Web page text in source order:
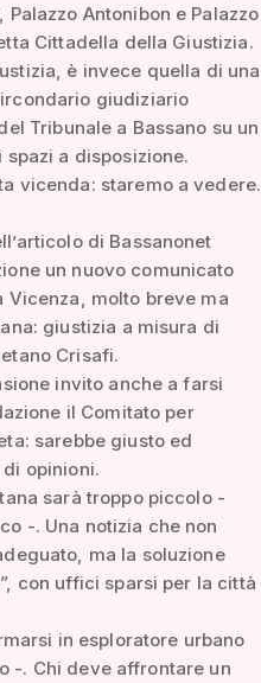
Antonibon e Palazzo
Cittadella della Giustizia.
è invece quella di una
giudiziario
Tribunale a Bassano su un
a disposizione.
vicenda: staremo a vedere.
di Bassanonet
un nuovo comunicato
Vicenza, molto breve ma
giustizia a misura di
Crisafi.
invito anche a farsi
il Comitato per
sarebbe giusto ed
opinioni.
sarà troppo piccolo -
-. Una notizia che non
ma la soluzione
con uffici sparsi per la città
in esploratore urbano
-. Chi deve affrontare un